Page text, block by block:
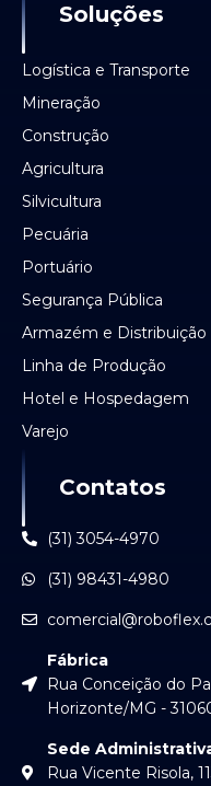
Soluções
Logística e Transporte
Mineração
Construção
Agricultura
Silvicultura
Pecuária
Portuário
Segurança Pública
Armazém e Distribuição
Linha de Produção
Hotel e Hospedagem
Varejo
Contatos
(31) 3054-4970
(31) 98431-4980
Fábrica
Rua Conceição do
Horizonte/MG -
Sede
Rua Vicente Risola,